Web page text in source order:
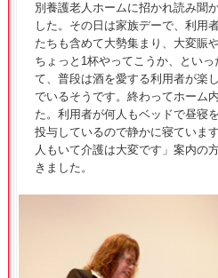
別養護老人ホームに招かれ読み聞
した。その日は家族デーで、利用
たちも含めて大勢集まり、大変賑
ちょっと1杯やってこうか、とい
て、普段は酒を愛する利用者が楽
でいるそうです。終わってホーム
た。利用者が何人もベッドで昼寝
投与しているので静かに寝ていま
人もいて介護は大変です」案内の
きました。